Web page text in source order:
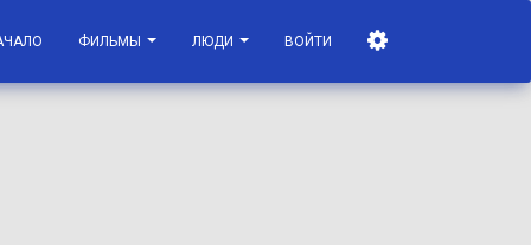
ФИЛЬМЫ ЛЮДИ ВОЙТИ